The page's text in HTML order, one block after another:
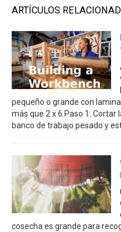
ARTÍCULOS
pequeño o grande con
más que 2 x 6.Paso 1: Cortar
banco de trabajo pesado y
cosecha es grande para